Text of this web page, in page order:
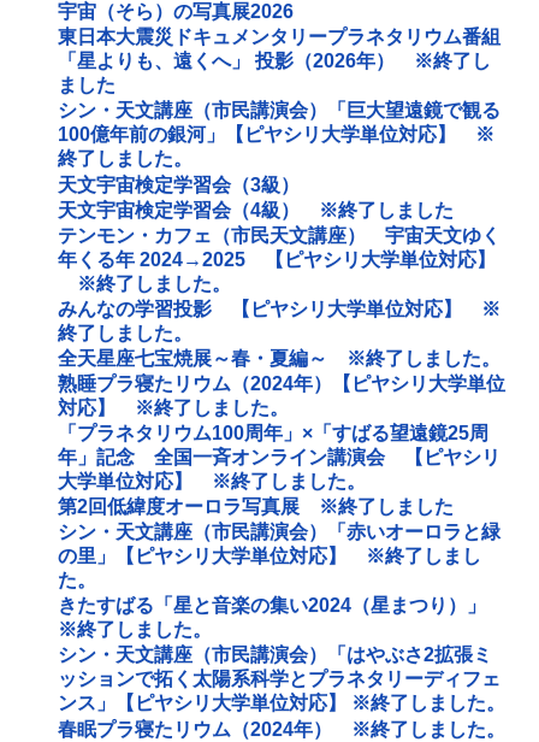
宇宙（そら）の写真展2026
東日本大震災ドキュメンタリープラネタリウム番組
「星よりも、遠くへ」 投影（2026年） ※終了し
ました
シン・天文講座（市民講演会）「巨大望遠鏡で観る
100億年前の銀河」【ピヤシリ大学単位対応】 ※
終了しました。
天文宇宙検定学習会（3級）
天文宇宙検定学習会（4級） ※終了しました
テンモン・カフェ（市民天文講座） 宇宙天文ゆく
年くる年 2024→2025 【ピヤシリ大学単位対応】
※終了しました。
みんなの学習投影 【ピヤシリ大学単位対応】 ※
終了しました。
全天星座七宝焼展～春・夏編～ ※終了しました。
熟睡プラ寝たリウム（2024年）【ピヤシリ大学単位
対応】 ※終了しました。
「プラネタリウム100周年」×「すばる望遠鏡25周
年」記念 全国一斉オンライン講演会 【ピヤシリ
大学単位対応】 ※終了しました。
第2回低緯度オーロラ写真展 ※終了しました
シン・天文講座（市民講演会）「赤いオーロラと緑
の里」【ピヤシリ大学単位対応】 ※終了しまし
た。
きたすばる「星と音楽の集い2024（星まつり）」
※終了しました。
シン・天文講座（市民講演会）「はやぶさ2拡張ミ
ッションで拓く太陽系科学とプラネタリーディフェ
ンス」【ピヤシリ大学単位対応】 ※終了しました。
春眠プラ寝たリウム（2024年） ※終了しました。